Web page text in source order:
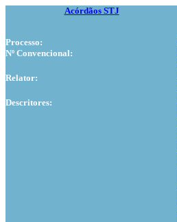
Acórdãos STJ
Processo:
Nº Convencional:
Relator:
Descritores: